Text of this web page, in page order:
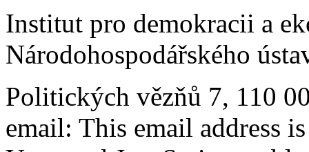
Institut pro demokracii a
Národohospodářského
Politických vězňů 7, 110
email: This email address